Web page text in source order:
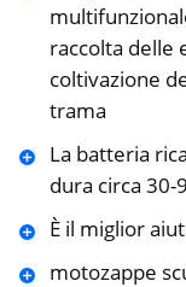
raccolta delle
coltivazione
trama
La batteria
dura circa 30-
È il miglior
motozappe